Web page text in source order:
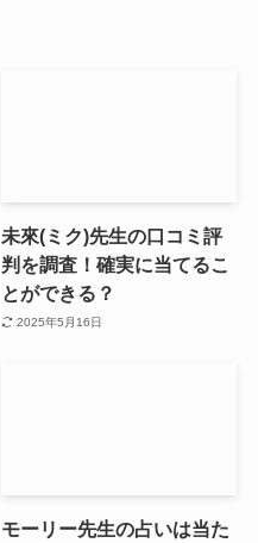
未來(ミク)先生の口コミ評
判を調査！確実に当てるこ
とができる？
2025年5月16日
モーリー先生の占いは当た